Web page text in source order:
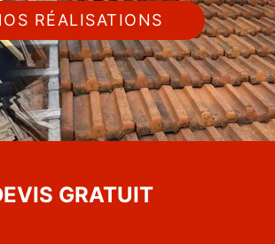
RÉALISATIONS
GRATUIT